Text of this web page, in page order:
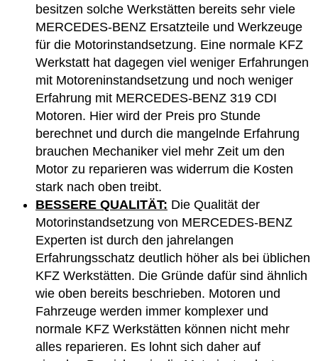
besitzen solche Werkstätten bereits sehr viele
MERCEDES-BENZ Ersatzteile und Werkzeuge
für die Motorinstandsetzung. Eine normale KFZ
Werkstatt hat dagegen viel weniger Erfahrungen
mit Motoreninstandsetzung und noch weniger
Erfahrung mit MERCEDES-BENZ 319 CDI
Motoren. Hier wird der Preis pro Stunde
berechnet und durch die mangelnde Erfahrung
brauchen Mechaniker viel mehr Zeit um den
Motor zu reparieren was widerrum die Kosten
stark nach oben treibt.
BESSERE QUALITÄT: Die Qualität der
Motorinstandsetzung von MERCEDES-BENZ
Experten ist durch den jahrelangen
Erfahrungsschatz deutlich höher als bei üblichen
KFZ Werkstätten. Die Gründe dafür sind ähnlich
wie oben bereits beschrieben. Motoren und
Fahrzeuge werden immer komplexer und
normale KFZ Werkstätten können nicht mehr
alles reparieren. Es lohnt sich daher auf